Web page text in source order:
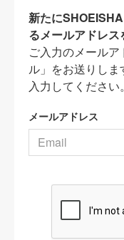
新たに
るメールアドレス
ご入力のメール
ル」をお送りし
入力してください。
メールアドレス